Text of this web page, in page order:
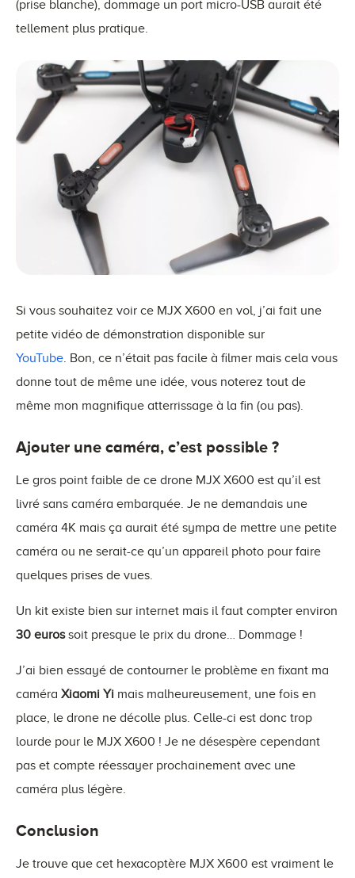
(prise blanche), dommage un port micro-USB aurait été
tellement plus pratique.
Si vous souhaitez voir ce MJX X600 en vol, j’ai fait une
petite vidéo de démonstration disponible sur
YouTube . Bon, ce n’était pas facile à filmer mais cela vous
donne tout de même une idée, vous noterez tout de
même mon magnifique atterrissage à la fin (ou pas).
Ajouter une caméra, c’est possible ?
Le gros point faible de ce drone MJX X600 est qu’il est
livré sans caméra embarquée. Je ne demandais une
caméra 4K mais ça aurait été sympa de mettre une petite
caméra ou ne serait-ce qu’un appareil photo pour faire
quelques prises de vues.
Un kit existe bien sur internet mais il faut compter environ
30 eurossoit presque le prix du drone… Dommage !
J’ai bien essayé de contourner le problème en fixant ma
caméra Xiaomi Yi mais malheureusement, une fois en
place, le drone ne décolle plus. Celle-ci est donc trop
lourde pour le MJX X600 ! Je ne désespère cependant
pas et compte réessayer prochainement avec une
caméra plus légère.
Conclusion
Je trouve que cet hexacoptère MJX X600 est vraiment le